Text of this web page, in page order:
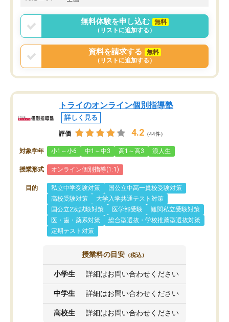
無料体験を申し込む
無料
（リストに追加する）
資料を請求する
無料
（リストに追加する）
トライのオンライン個別指導塾
詳しく見る
評価 4.2 （44件）
対象学年 小1～小6 中1～中3 高1～高3 浪人生
授業形式 オンライン個別指導(1:1)
目的 私立中学受験対策
国公立中高一貫校受験対策
高校受験対策
大学入学共通テスト対策
国公立2次試験対策
医学部受験
難関私立受験対策
医・歯・薬系対策
総合型選抜・学校推薦型選抜対策
定期テスト対策
授業料の目安 （税込）
小学生 詳細はお問い合わせください
中学生 詳細はお問い合わせください
高校生 詳細はお問い合わせください